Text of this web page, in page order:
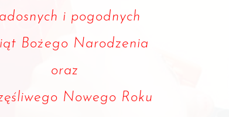
i pogodnych
Bożego Narodzenia
oraz
Nowego Roku